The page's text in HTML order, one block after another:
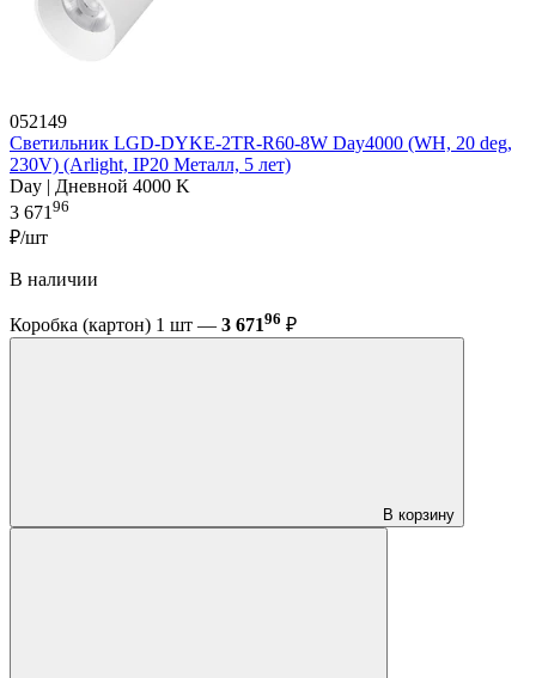
052149
Светильник LGD-DYKE-2TR-R60-8W Day4000 (WH, 20 deg,
230V) (Arlight, IP20 Металл, 5 лет)
Day | Дневной 4000 K
3 671 96
₽/шт
В наличии
Коробка (картон) 1 шт — 3 67196 ₽
В корзину